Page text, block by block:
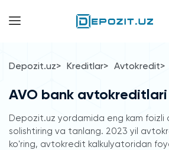
Depozit.uz Kreditlar Avtokredit
AVO bank avtokreditlari
Depozit.uz yordamida eng kam foizli
solishtiring va tanlang. 2023 yil
ko'ring, avtokredit kalkulyatoridan